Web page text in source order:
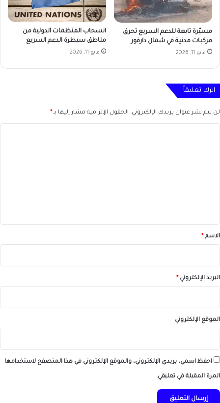
مسيّرة تابعة للدعم السريع تحرق
مركبات مدنية في شمال دارفور
مايو 11, 2026
انسحاب المنظمات الدولية من
مناطق سيطرة الدعم السريع
مايو 11, 2026
اترك تعليقاً
لن يتم نشر عنوان بريدك الإلكتروني. الحقول الإلزامية مشار إليها بـ*
*الاسم*
البريد الإلكتروني*
الموقع الإلكتروني
احفظ اسمي، بريدي الإلكتروني، والموقع الإلكتروني في هذا المتصفح لاستخدامها
المرة المقبلة في تعليقي.